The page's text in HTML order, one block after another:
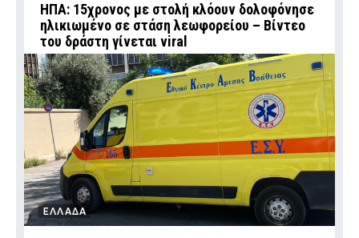
ΗΠΑ: 15χρονος με στολή κλόουν δολοφόνησε
ηλικιωμένο σε στάση λεωφορείου – Βίντεο
του δράστη γίνεται viral
ΕΛΛΑΔΑ